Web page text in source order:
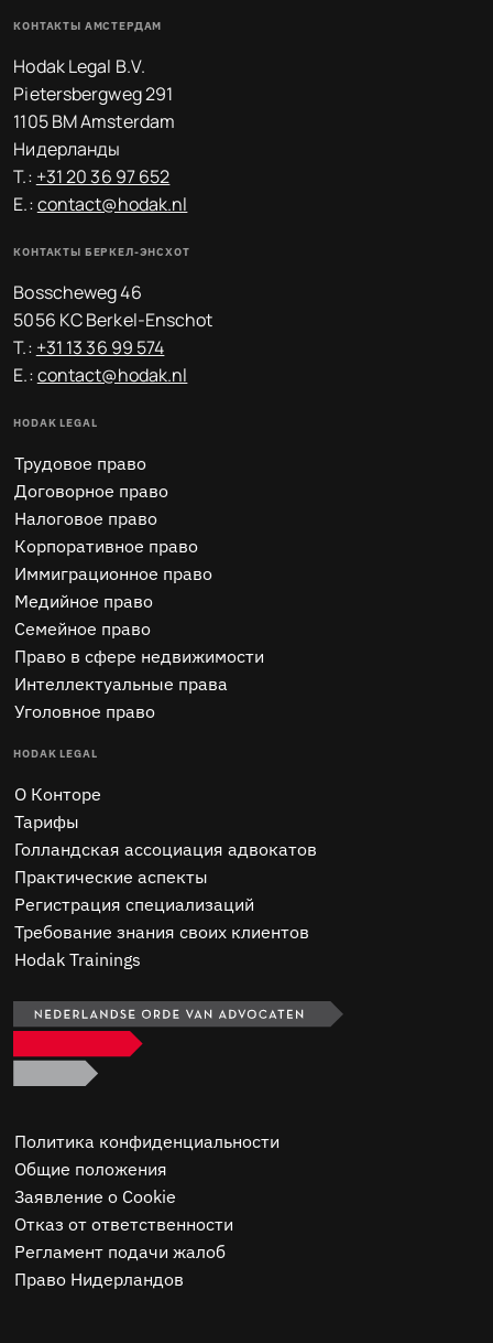
КОНТАКТЫ АМСТЕРДАМ
Hodak Legal B.V.
Pietersbergweg 291
1105 BM Amsterdam
Нидерланды
T.: +31 20 36 97 652
E.:contact@hodak.nl
КОНТАКТЫ БЕРКЕЛ-ЭНСХОТ
Bosscheweg 46
5056 KC Berkel-Enschot
T.: +31 13 36 99 574
E.:contact@hodak.nl
HODAK LEGAL
Трудовое право
Договорное право
Налоговое право
Корпоративное право
Иммиграционное право
Медийное право
Семейное право
Право в сфере недвижимости
Интеллектуальные права
Уголовное право
HODAK LEGAL
O Конторе
Тарифы
Голландская ассоциация адвокатов
Практические аспекты
Регистрация специализаций
Требование знания своих клиентов
Hodak Trainings
Политика конфиденциальности
Общие положения
Заявление о Cookie
Отказ от ответственности
Регламент подачи жалоб
Право Нидерландов